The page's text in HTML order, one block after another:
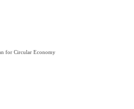
for Circular Economy